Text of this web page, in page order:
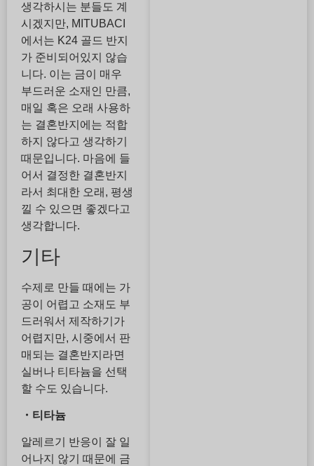
생각하시는 분들도 계
시겠지만, MITUBACI
에서는 K24 골드 반지
가 준비되어있지 않습
니다. 이는 금이 매우
부드러운 소재인 만큼,
매일 혹은 오래 사용하
는 결혼반지에는 적합
하지 않다고 생각하기
때문입니다. 마음에 들
어서 결정한 결혼반지
라서 최대한 오래, 평생
낄 수 있으면 좋겠다고
생각합니다.
기타
수제로 만들 때에는 가
공이 어렵고 소재도 부
드러워서 제작하기가
어렵지만, 시중에서 판
매되는 결혼반지라면
실버나 티타늄을 선택
할 수도 있습니다.
・티타늄
알레르기 반응이 잘 일
어나지 않기 때문에 금